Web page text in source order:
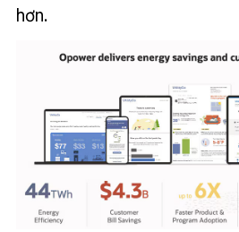
hơn.